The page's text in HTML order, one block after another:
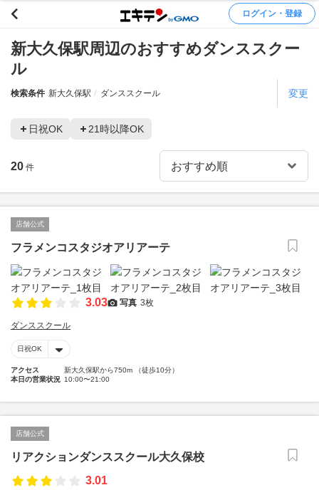
ログイン・登録
新大久保駅周辺のおすすめダンススクー
ル
検索条件 新大久保駅 ダンススクール 変更
日祝OK 21時以降OK
20 件
店舗公式
フラメンコスタジオアリアーテ
3.03 写真 3枚
ダンススクール
日祝OK
アクセス
新大久保駅から750m （徒歩10分）
本日の営業状況 10:00〜21:00
店舗公式
リアクションダンススクール大久保校
3.01